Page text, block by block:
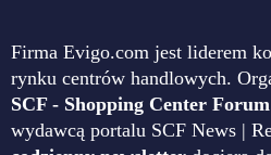
Firma Evigo.com jest liderem
rynku centrów handlowych.
SCF - Shopping Center Forum
wydawcą portalu SCF News |